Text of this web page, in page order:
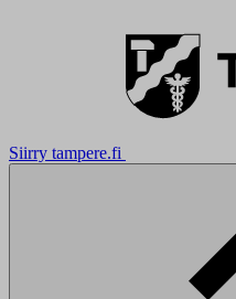
Siirry tampere.fi